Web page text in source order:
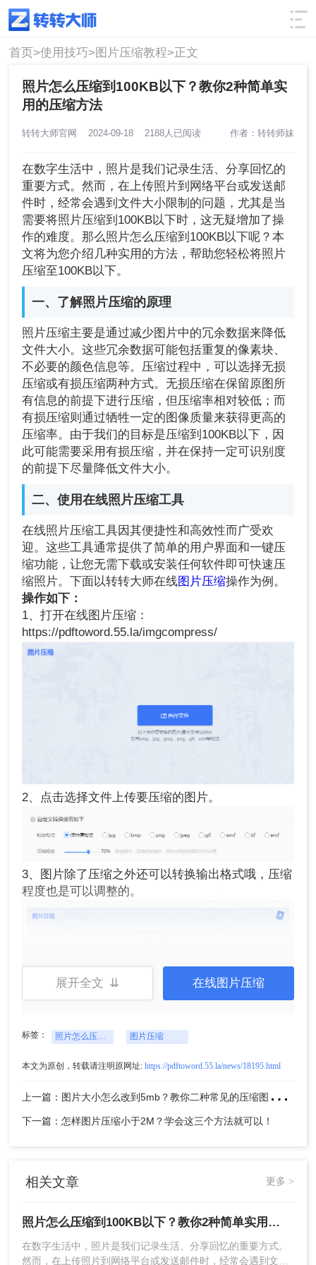
使用技巧 筛选
首页>使用技巧>图片压缩教程>正文
照片怎么压缩到100KB以下？教你2种简单实
用的压缩方法
转转大师官网 2024-09-18 2188人已阅读 作者：转转师妹
在数字生活中，照片是我们记录生活、分享回忆的
重要方式。然而，在上传照片到网络平台或发送邮
件时，经常会遇到文件大小限制的问题，尤其是当
需要将照片压缩到100KB以下时，这无疑增加了操
作的难度。那么照片怎么压缩到100KB以下呢？本
文将为您介绍几种实用的方法，帮助您轻松将照片
压缩至100KB以下。
一、了解照片压缩的原理
照片压缩主要是通过减少图片中的冗余数据来降低
文件大小。这些冗余数据可能包括重复的像素块、
不必要的颜色信息等。压缩过程中，可以选择无损
压缩或有损压缩两种方式。无损压缩在保留原图所
有信息的前提下进行压缩，但压缩率相对较低；而
有损压缩则通过牺牲一定的图像质量来获得更高的
压缩率。由于我们的目标是压缩到100KB以下，因
此可能需要采用有损压缩，并在保持一定可识别度
的前提下尽量降低文件大小。
二、使用在线照片压缩工具
在线照片压缩工具因其便捷性和高效性而广受欢
迎。这些工具通常提供了简单的用户界面和一键压
缩功能，让您无需下载或安装任何软件即可快速压
缩照片。下面以转转大师在线图片压缩操作为例。
操作如下：
1、打开在线图片压缩：
https://pdftoword.55.la/imgcompress/
2、点击选择文件上传要压缩的图片。
3、图片除了压缩之外还可以转换输出格式哦，压缩
程度也是可以调整的。
5、压缩完成点击下载即可。
三、使用图片编辑软件
展开全文 ⇊ 在线图片压缩
标签： 照片怎么压缩到100KB以下 图片压缩
本文为原创，转载请注明原网址: https://pdftoword.55.la/news/18195.html
上
一篇：图片大小怎么改到5mb？教你二种常见的压缩图片方法！
下一篇：怎样图片压缩小于2M？学会这三个方法就可以！
相关文章 更多 >
照片怎么压缩到100KB以下？教你2种简单实用的压缩方法
在数字生活中，照片是我们记录生活、分享回忆的重要方式。
然而，在上传照片到网络平台或发送邮件时，经常会遇到文件